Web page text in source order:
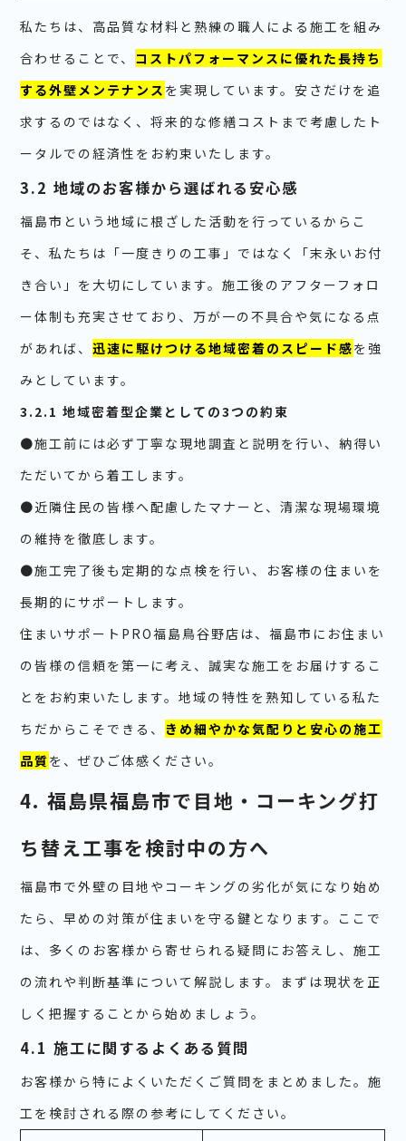
私たちは、高品質な材料と熟練の職人による施工を組み
合わせることで、 コストパフォーマンスに優れた長持ち
する外壁メンテナンス を実現しています。安さだけを追
求するのではなく、将来的な修繕コストまで考慮したト
ータルでの経済性をお約束いたします。
3.2 地域のお客様から選ばれる安心感
福島市という地域に根ざした活動を行っているからこ
そ、私たちは「一度きりの工事」ではなく「末永いお付
き合い」を大切にしています。施工後のアフターフォロ
ー体制も充実させており、万が一の不具合や気になる点
があれば、迅速に駆けつける地域密着のスピード感を強
みとしています。
3.2.1 地域密着型企業としての3つの約束
●施工前には必ず丁寧な現地調査と説明を行い、納得い
ただいてから着工します。
●近隣住民の皆様へ配慮したマナーと、清潔な現場環境
の維持を徹底します。
●施工完了後も定期的な点検を行い、お客様の住まいを
長期的にサポートします。
住まいサポートPRO福島鳥谷野店は、福島市にお住まい
の皆様の信頼を第一に考え、誠実な施工をお届けするこ
とをお約束いたします。地域の特性を熟知している私た
ちだからこそできる、 きめ細やかな気配りと安心の施工
品質を、ぜひご体感ください。
4. 福島県福島市で目地・コーキング打
ち替え工事を検討中の方へ
福島市で外壁の目地やコーキングの劣化が気になり始め
たら、早めの対策が住まいを守る鍵となります。ここで
は、多くのお客様から寄せられる疑問にお答えし、施工
の流れや判断基準について解説します。まずは現状を正
しく把握することから始めましょう。
4.1 施工に関するよくある質問
お客様から特によくいただくご質問をまとめました。施
工を検討される際の参考にしてください。